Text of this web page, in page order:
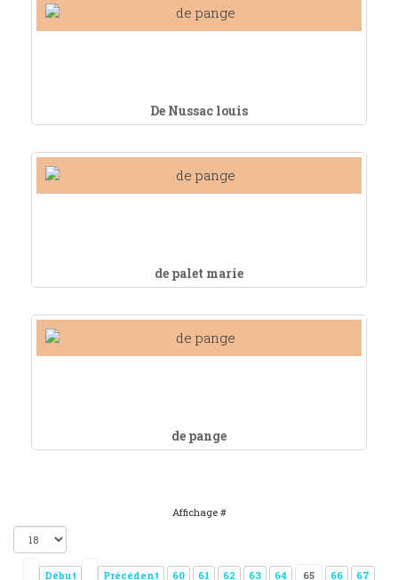
De Nussac louis
de palet marie
de pange
Affichage #
Début Précédent 60 61 62 63 64 65 66 67